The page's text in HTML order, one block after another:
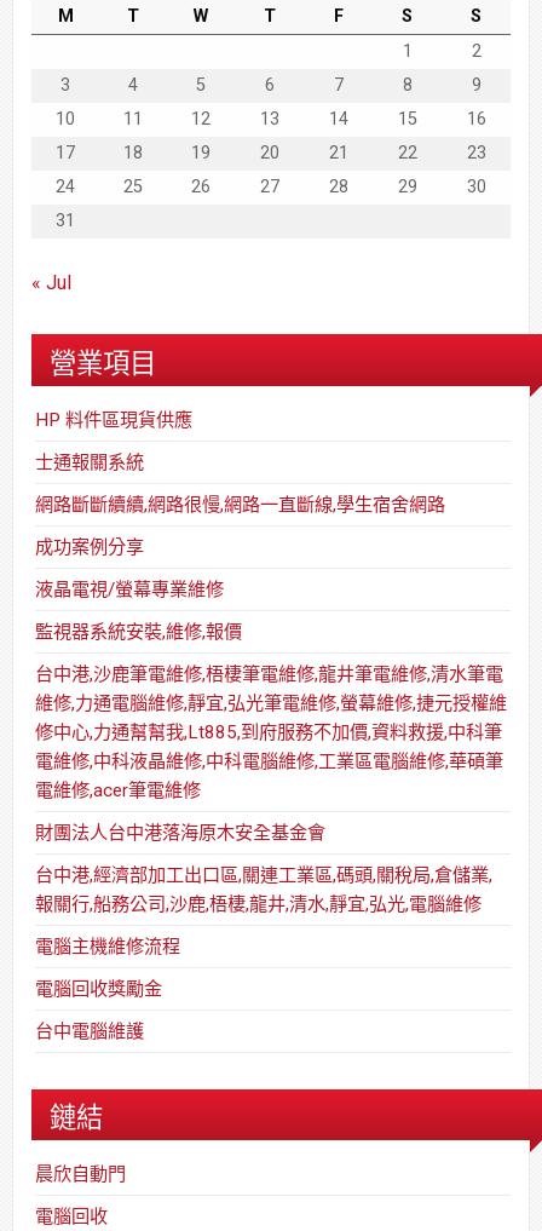
M T W T F S
S
1
2
3
4 5 6 7 8
9
10
11 12 13 14 15
16
17
18 19 20 21 22
23
24
25 26 27 28 29
30
31
« Jul
營業項目
HP 料件區現貨供應
士通報關系統
網路斷斷續續,網路很慢,網路一直斷線,學生宿舍網路
成功案例分享
液晶電視/螢幕專業維修
監視器系統安裝,維修,報價
台中港,沙鹿筆電維修,梧棲筆電維修,龍井筆電維修,清水筆電
維修,力通電腦維修,靜宜,弘光筆電維修,螢幕維修,捷元授權維
修中心,力通幫幫我,Lt885,到府服務不加價,資料救援,中科筆
電維修,中科液晶維修,中科電腦維修,工業區電腦維修,華碩筆
電維修,acer筆電維修
財團法人台中港落海原木安全基金會
台中港,經濟部加工出口區,關連工業區,碼頭,關稅局,倉儲業,
報關行,船務公司,沙鹿,梧棲,龍井,清水,靜宜,弘光,電腦維修
電腦主機維修流程
電腦回收獎勵金
台中電腦維護
鏈結
晨欣自動門
電腦回收